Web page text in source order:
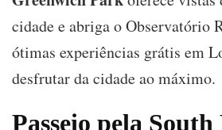
cidade e abriga o Observatório
ótimas experiências grátis em
desfrutar da cidade ao máximo.
Passeio pela